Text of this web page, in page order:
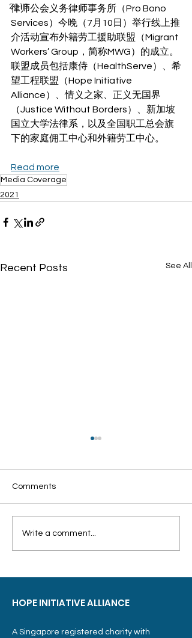
2019
律师公会义务律师事务所（Pro Bono
Services）今晚（7月10日）举行线上推
介活动宣布外籍劳工援助联盟（Migrant
Workers’ Group，简称MWG）的成立。
联盟成员包括康侍（HealthServe）、希
望工程联盟（Hope Initiative
Alliance）、情义之家、正义无国界
（Justice Without Borders）、新加坡
国立大学法律系，以及全国职工总会旗
下的家庭佣工中心和外籍劳工中心。
Read more
Media Coverage
2021
Recent Posts See All
再不用就要失效了 重新探
索新加坡消费券捐赠激增
Comments
Write a comment...
HOPE INITIATIVE ALLIANCE
A Singapore registered charity with